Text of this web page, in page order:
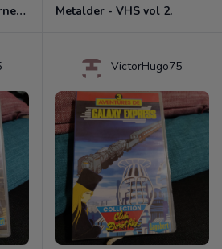
Medal Of Honor Airborne Xbox 360 Metalder - VHS vol 2.
VictorHugo75